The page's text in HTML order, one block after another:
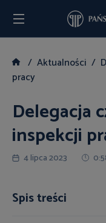
Aktualności
pracy
Delegacja
inspekcji
4 lipca 2023
Spis treści